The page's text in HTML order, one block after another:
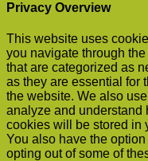
Privacy Overview
This website uses
you navigate through
that are categorized as
as they are essential for
the website. We also
analyze and understand
cookies will be stored in
You also have the
opting out of some of